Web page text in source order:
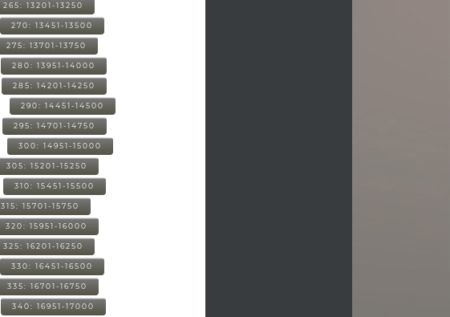
265: 13201-13250
270: 13451-13500
275: 13701-13750
280: 13951-14000
285: 14201-14250
290: 14451-14500
295: 14701-14750
300: 14951-15000
305: 15201-15250
310: 15451-15500
315: 15701-15750
320: 15951-16000
325: 16201-16250
330: 16451-16500
335: 16701-16750
340: 16951-17000